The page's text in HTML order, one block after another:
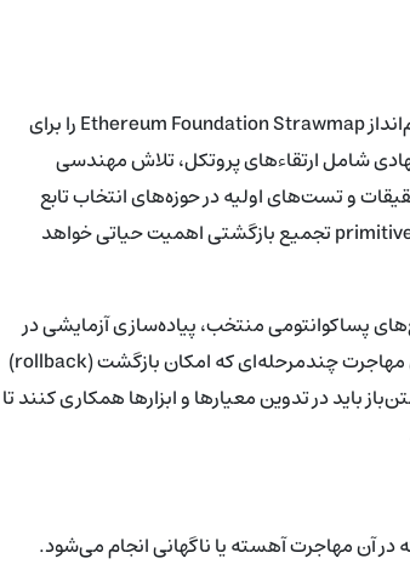
بوترین همچنین به پیشنهادهای جامعه مانند Lean Ethereum اشاره کرده و چشم‌انداز Ethereum Foundation Strawmap را برای
شامل ارتقاءهای پروتکل، تلاش مهندسی
و تست‌های اولیه در حوزه‌های انتخاب تابع
هش، یکپارچه‌سازی STARK، انتزاع حساب برای پشتیبانی از چندین طرح امضا و primitives تجمیع بازگشتی اهمیت حیاتی خواهد
پساکوانتومی منتخب، پیاده‌سازی آزمایشی در
شبکه‌های آزمایشی (testnets)، ارزیابی عملکرد و هزینهٔ گس، و طراحی مسیرهای مهاجرت چندمرحله‌ای که امکان بازگشت (rollback)
باید در تدوین معیارها و ابزارها همکاری کنند تا
آن مهاجرت آهسته یا ناگهانی انجام می‌شود.